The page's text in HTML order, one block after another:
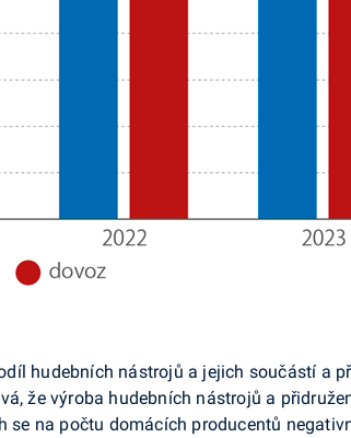
hudebních nástrojů a jejich součástí a
že výroba hudebních nástrojů a
na počtu domácích producentů